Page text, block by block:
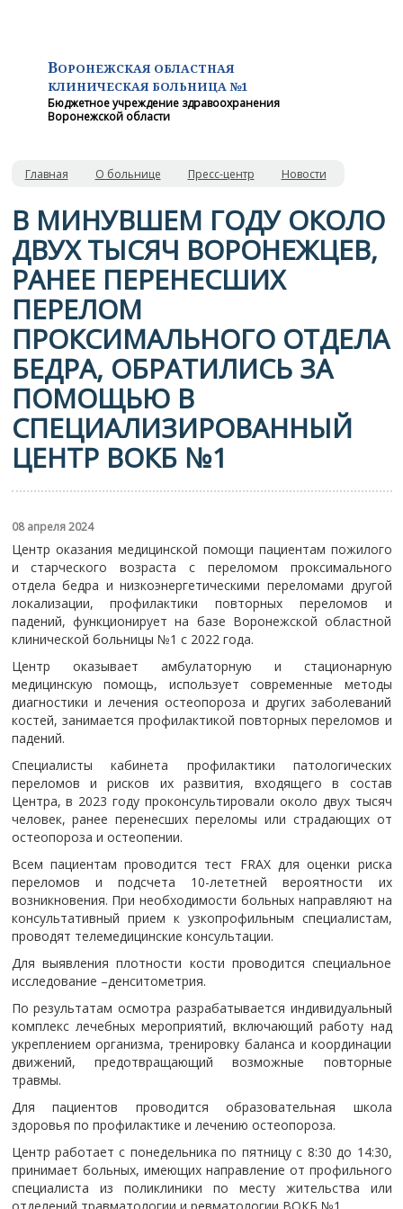
ВОРОНЕЖСКАЯ ОБЛАСТНАЯ
КЛИНИЧЕСКАЯ БОЛЬНИЦА №1
Бюджетное учреждение здравоохранения
Воронежской области
Главная О больнице Пресс-центр Новости
В МИНУВШЕМ ГОДУ ОКОЛО
ДВУХ ТЫСЯЧ ВОРОНЕЖЦЕВ,
РАНЕЕ ПЕРЕНЕСШИХ
ПЕРЕЛОМ
ПРОКСИМАЛЬНОГО ОТДЕЛА
БЕДРА, ОБРАТИЛИСЬ ЗА
ПОМОЩЬЮ В
СПЕЦИАЛИЗИРОВАННЫЙ
ЦЕНТР ВОКБ №1
08 апреля 2024
Центр оказания медицинской помощи пациентам пожилого
и старческого возраста с переломом проксимального
отдела бедра и низкоэнергетическими переломами другой
локализации, профилактики повторных переломов и
падений, функционирует на базе Воронежской областной
клинической больницы №1 с 2022 года.
Центр оказывает амбулаторную и стационарную
медицинскую помощь, использует современные методы
диагностики и лечения остеопороза и других заболеваний
костей, занимается профилактикой повторных переломов и
падений.
Специалисты кабинета профилактики патологических
переломов и рисков их развития, входящего в состав
Центра, в 2023 году проконсультировали около двух тысяч
человек, ранее перенесших переломы или страдающих от
остеопороза и остеопении.
Всем пациентам проводится тест FRAX для оценки риска
переломов и подсчета 10-лететней вероятности их
возникновения. При необходимости больных направляют на
консультативный прием к узкопрофильным специалистам,
проводят телемедицинские консультации.
Для выявления плотности кости проводится специальное
исследование –денситометрия.
По результатам осмотра разрабатывается индивидуальный
комплекс лечебных мероприятий, включающий работу над
укреплением организма, тренировку баланса и координации
движений, предотвращающий возможные повторные
травмы.
Для пациентов проводится образовательная школа
здоровья по профилактике и лечению остеопороза.
Центр работает с понедельника по пятницу с 8:30 до 14:30,
принимает больных, имеющих направление от профильного
специалиста из поликлиники по месту жительства или